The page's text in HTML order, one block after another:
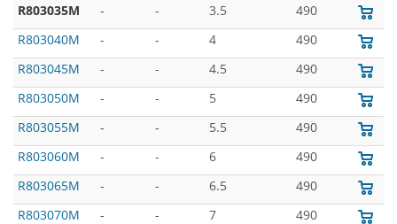
R803035M
- - 3.5
490
R803040M
- - 4
490
R803045M
- - 4.5
490
R803050M
- - 5
490
R803055M
- - 5.5
490
R803060M
- - 6
490
R803065M
- - 6.5
490
R803070M
- - 7
490